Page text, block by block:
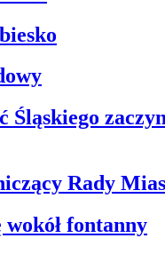
Śląskiego
Rady
fontanny